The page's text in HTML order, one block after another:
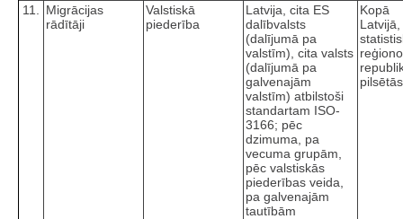
11.
Migrācijas
rādītāji
Valstiskā
piederība
Latvija, cita ES
dalībvalsts
(dalījumā pa
valstīm), cita valsts
(dalījumā pa
galvenajām
valstīm) atbilstoši
standartam ISO-
3166; pēc
dzimuma, pa
vecuma grupām,
pēc valstiskās
piederības veida,
pa galvenajām
tautībām
Kopā
Latvijā,
pilsētās